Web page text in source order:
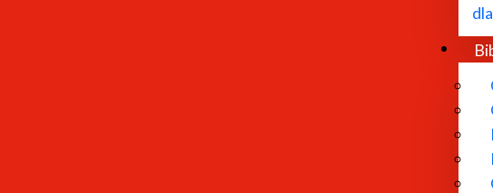
Członkowie Zespołu prowadzą swoje badania, współpracując w